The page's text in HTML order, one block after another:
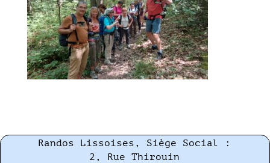
Randos Lissoises, Siège Social :
2, Rue Thirouin